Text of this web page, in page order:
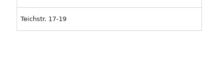
Teichstr. 17-19